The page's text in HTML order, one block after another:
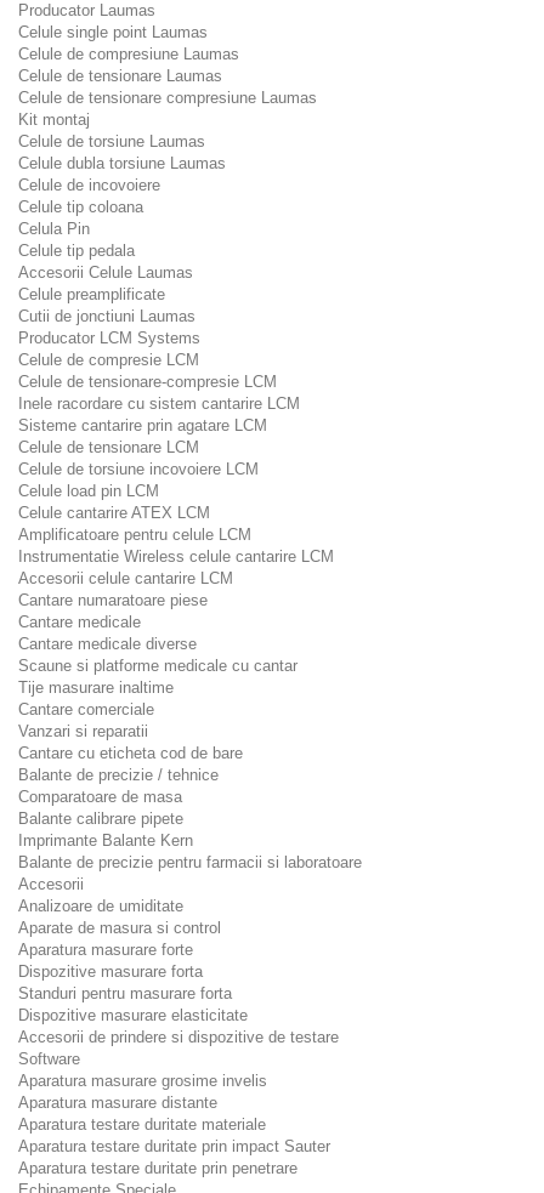
Producator Laumas
Celule single point Laumas
Celule de compresiune Laumas
Celule de tensionare Laumas
Celule de tensionare compresiune Laumas
Kit montaj
Celule de torsiune Laumas
Celule dubla torsiune Laumas
Celule de incovoiere
Celule tip coloana
Celula Pin
Celule tip pedala
Accesorii Celule Laumas
Celule preamplificate
Cutii de jonctiuni Laumas
Producator LCM Systems
Celule de compresie LCM
Celule de tensionare-compresie LCM
Inele racordare cu sistem cantarire LCM
Sisteme cantarire prin agatare LCM
Celule de tensionare LCM
Celule de torsiune incovoiere LCM
Celule load pin LCM
Celule cantarire ATEX LCM
Amplificatoare pentru celule LCM
Instrumentatie Wireless celule cantarire LCM
Accesorii celule cantarire LCM
Cantare numaratoare piese
Cantare medicale
Cantare medicale diverse
Scaune si platforme medicale cu cantar
Tije masurare inaltime
Cantare comerciale
Vanzari si reparatii
Cantare cu eticheta cod de bare
Balante de precizie / tehnice
Comparatoare de masa
Balante calibrare pipete
Imprimante Balante Kern
Balante de precizie pentru farmacii si laboratoare
Accesorii
Analizoare de umiditate
Aparate de masura si control
Aparatura masurare forte
Dispozitive masurare forta
Standuri pentru masurare forta
Dispozitive masurare elasticitate
Accesorii de prindere si dispozitive de testare
Software
Aparatura masurare grosime invelis
Aparatura masurare distante
Aparatura testare duritate materiale
Aparatura testare duritate prin impact Sauter
Aparatura testare duritate prin penetrare